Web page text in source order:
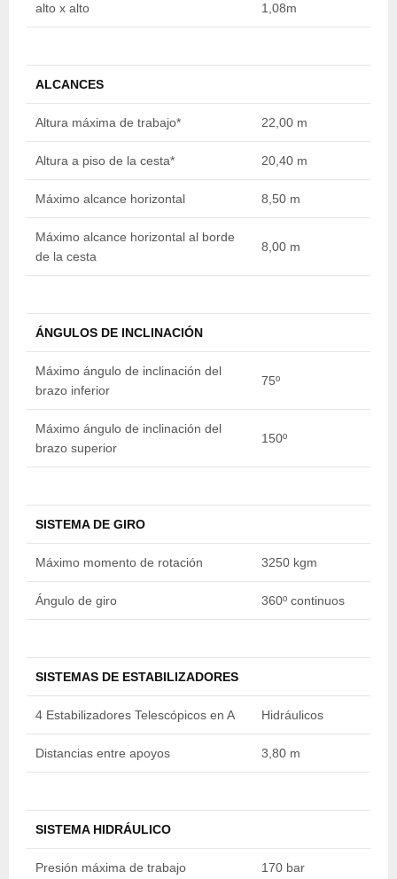
alto x alto
1,08m
ALCANCES
Altura máxima de trabajo* 22,00 m
Altura a piso de la cesta* 20,40 m
Máximo alcance horizontal 8,50 m
Máximo alcance horizontal al borde
de la cesta
8,00 m
ÁNGULOS DE INCLINACIÓN
Máximo ángulo de inclinación del
brazo inferior
75º
Máximo ángulo de inclinación del
brazo superior
150º
SISTEMA DE GIRO
Máximo momento de rotación 3250 kgm
Ángulo de giro 360º continuos
SISTEMAS DE ESTABILIZADORES
4 Estabilizadores Telescópicos en A Hidráulicos
Distancias entre apoyos 3,80 m
SISTEMA HIDRÁULICO
Presión máxima de trabajo 170 bar